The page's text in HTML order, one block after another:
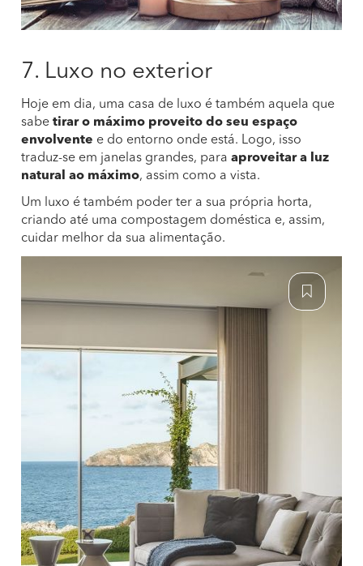
7. Luxo no exterior
Hoje em dia, uma casa de luxo é também aquela que
sabe tirar o máximo proveito do seu espaço
envolvente e do entorno onde está. Logo, isso
traduz-se em janelas grandes, para aproveitar a luz
natural ao máximo, assim como a vista.
Um luxo é também poder ter a sua própria horta,
criando até uma compostagem doméstica e, assim,
cuidar melhor da sua alimentação.